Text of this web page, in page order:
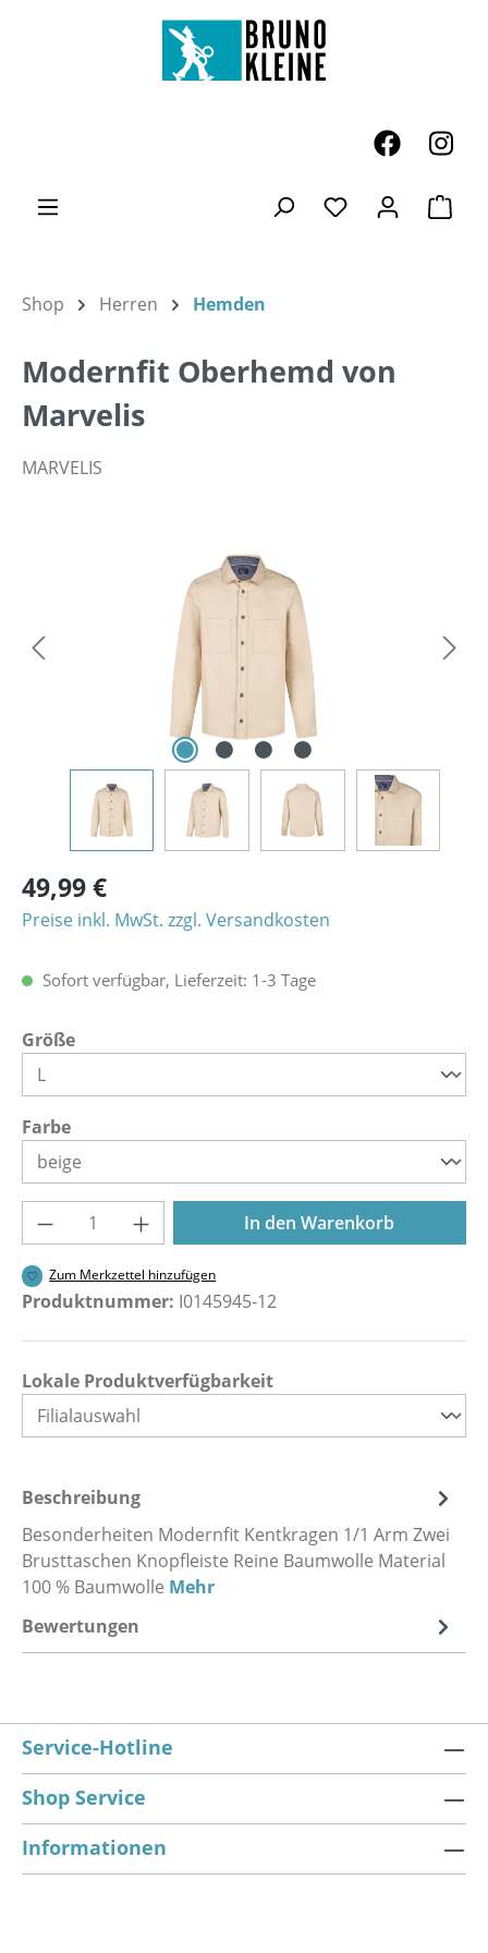
Zum Hauptinhalt springen
Du hast 0
Shop Herren Hemden
Modernfit Oberhemd von
Marvelis
MARVELIS
49,99 €
Preise inkl. MwSt. zzgl. Versandkosten
Sofort verfügbar, Lieferzeit: 1-3 Tage
Größeauswählen
Farbeauswählen
Produkt Anzahl: Gib den gewünschten
In den Warenkorb
Zum Merkzettel hinzufügen
Produktnummer: I0145945-12
Lokale Produktverfügbarkeit
Beschreibung
Besonderheiten Modernfit Kentkragen 1/1 Arm Zwei
Brusttaschen Knopfleiste Reine Baumwolle Material
100 % Baumwolle Mehr
Bewertungen
Service-Hotline
Shop Service
Informationen